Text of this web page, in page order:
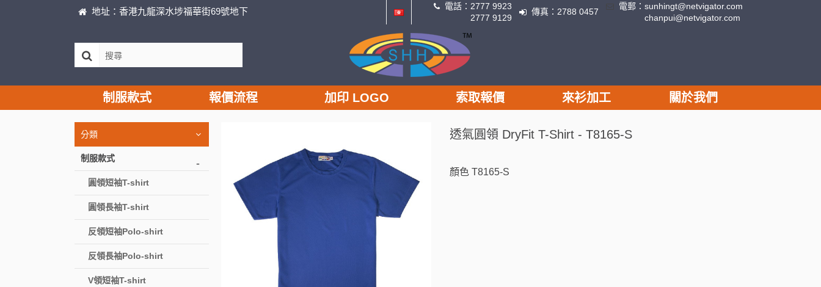
地址：香港九龍深水埗福華街69號地下 電話： 2777 9923
2777 9129
傳真： 2788 0457
電郵： sunhingt@netvigator.com
chanpui@netvigator.com
制服款式 報價流程 加印 LOGO 索取報價 來衫加工 關於我們
分類
制服款式 -
圓領短袖T-shirt
圓領長袖T-shirt
反領短袖Polo-shirt
反領長袖Polo-shirt
V領短袖T-shirt
透氣圓領 DryFit T-Shirt - T8165-S
顏色 T8165-S